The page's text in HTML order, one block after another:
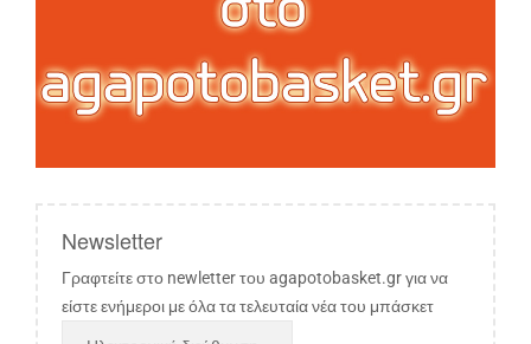
Newsletter
Γραφτείτε στο newletter του agapotobasket.gr για να
είστε ενήμεροι με όλα τα τελευταία νέα του μπάσκετ